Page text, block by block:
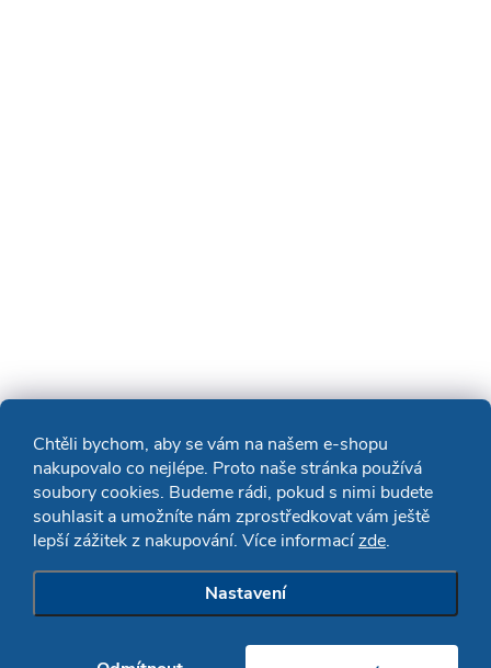
Chtěli bychom, aby se vám na našem e-shopu
nakupovalo co nejlépe. Proto naše stránka používá
soubory cookies. Budeme rádi, pokud s nimi budete
souhlasit a umožníte nám zprostředkovat vám ještě
lepší zážitek z nakupování. Více informacízde.
Nastavení